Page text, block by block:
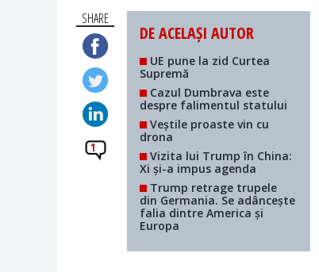
SHARE
1
DE ACELAȘI AUTOR
UE pune la zid Curtea
Supremă
Cazul Dumbrava este
despre falimentul statului
Veștile proaste vin cu
drona
Vizita lui Trump în China:
Xi și-a impus agenda
Trump retrage trupele
din Germania. Se adâncește
falia dintre America și
Europa